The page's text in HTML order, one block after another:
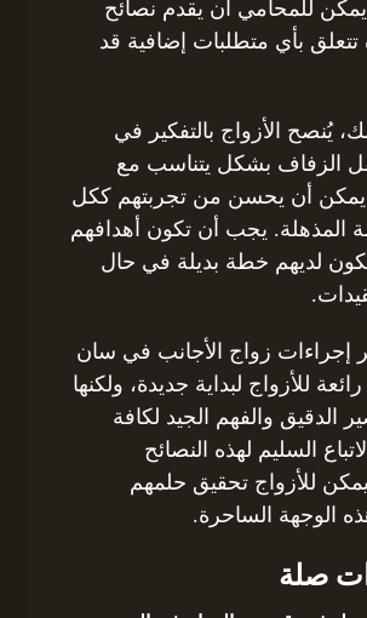
للمحامي أن يقدم نصائح
تتعلق بأي متطلبات إضافية قد
يُنصح الأزواج بالتفكير في
الزفاف بشكل يتناسب مع
يمكن أن يحسن من تجربتهم ككل
المذهلة. يجب أن تكون أهدافهم
لديهم خطة بديلة في حال
إجراءات زواج الأجانب في سان
للأزواج لبداية جديدة، ولكنها
الدقيق والفهم الجيد لكافة
السليم لهذه النصائح
للأزواج تحقيق حلمهم
الوجهة الساحرة.
صلة